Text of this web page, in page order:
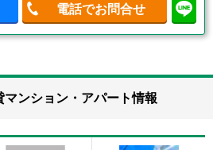
電話でお問合せ
ンション・アパート情報